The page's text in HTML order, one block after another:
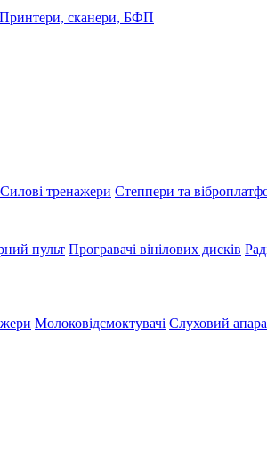
Принтери, сканери, БФП
Силові тренажери Степпери та
пульт Програвачі вінілових дисків
Молоковідсмоктувачі Слуховий